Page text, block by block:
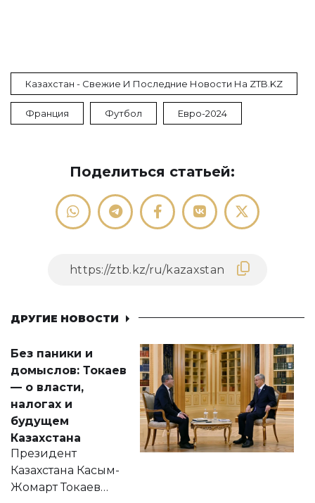
Казахстан - Свежие И Последние Новости На ZTB.KZ
Франция Футбол Евро-2024
Поделиться статьей:
ДРУГИЕ НОВОСТИ
Без паники и
домыслов: Токаев
— о власти,
налогах и
будущем
Казахстана
Президент
Казахстана Касым-
Жомарт Токаев